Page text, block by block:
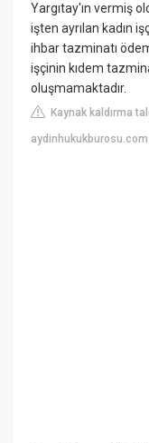
Yargıtay'ın vermiş
işten ayrılan kadın
ihbar tazminatı
işçinin kıdem
oluşmamaktadır.
Kaynak kaldırma
aydinhukukburosu.com